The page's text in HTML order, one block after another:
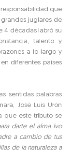
responsabilidad que
juglares de
4 décadas labró su
talento y
a lo largo y
diferentes países
sentidas palabras
José Luis Urón
que este tributo se
darte el alma Ivo
a cambio de tus
de la naturaleza a